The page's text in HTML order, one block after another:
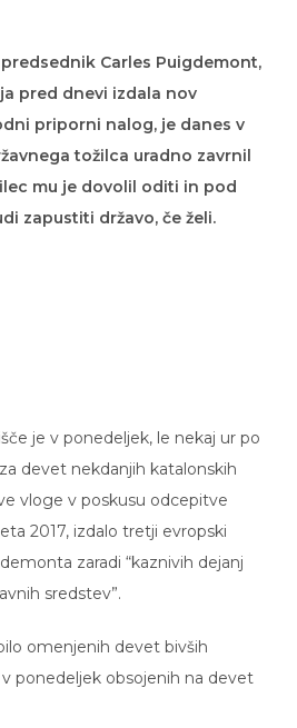
Carles Puigdemont,
pred dnevi izdala nov
priporni nalog, je danes v
tožilca uradno zavrnil
mu je dovolil oditi in pod
zapustiti državo, če želi.
je v ponedeljek, le nekaj ur po
devet nekdanjih katalonskih
vloge v poskusu odcepitve
2017, izdalo tretji evropski
zaradi “kaznivih dejanj
sredstev”.
omenjenih devet bivših
ponedeljek obsojenih na devet